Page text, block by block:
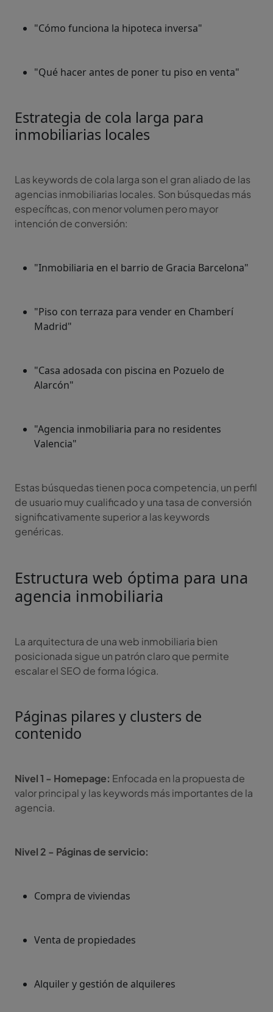
"Cómo funciona la hipoteca inversa"
"Qué hacer antes de poner tu piso en venta"
Estrategia de cola larga para
inmobiliarias locales
Las keywords de cola larga son el gran aliado de las
agencias inmobiliarias locales. Son búsquedas más
específicas, con menor volumen pero mayor
intención de conversión:
"Inmobiliaria en el barrio de Gracia Barcelona"
"Piso con terraza para vender en Chamberí
Madrid"
"Casa adosada con piscina en Pozuelo de
Alarcón"
"Agencia inmobiliaria para no residentes
Valencia"
Estas búsquedas tienen poca competencia, un perfil
de usuario muy cualificado y una tasa de conversión
significativamente superior a las keywords
genéricas.
Estructura web óptima para una
agencia inmobiliaria
La arquitectura de una web inmobiliaria bien
posicionada sigue un patrón claro que permite
escalar el SEO de forma lógica.
Páginas pilares y clusters de
contenido
Nivel 1 - Homepage: Enfocada en la propuesta de
valor principal y las keywords más importantes de la
agencia.
Nivel 2 - Páginas de servicio:
Compra de viviendas
Venta de propiedades
Alquiler y gestión de alquileres